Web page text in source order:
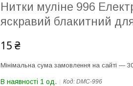
Нитки муліне 996
яскравий блакитний
15 ₴
Мінімальна сума замовлення на сайті —
В наявності 1 од. Код: DMC-996